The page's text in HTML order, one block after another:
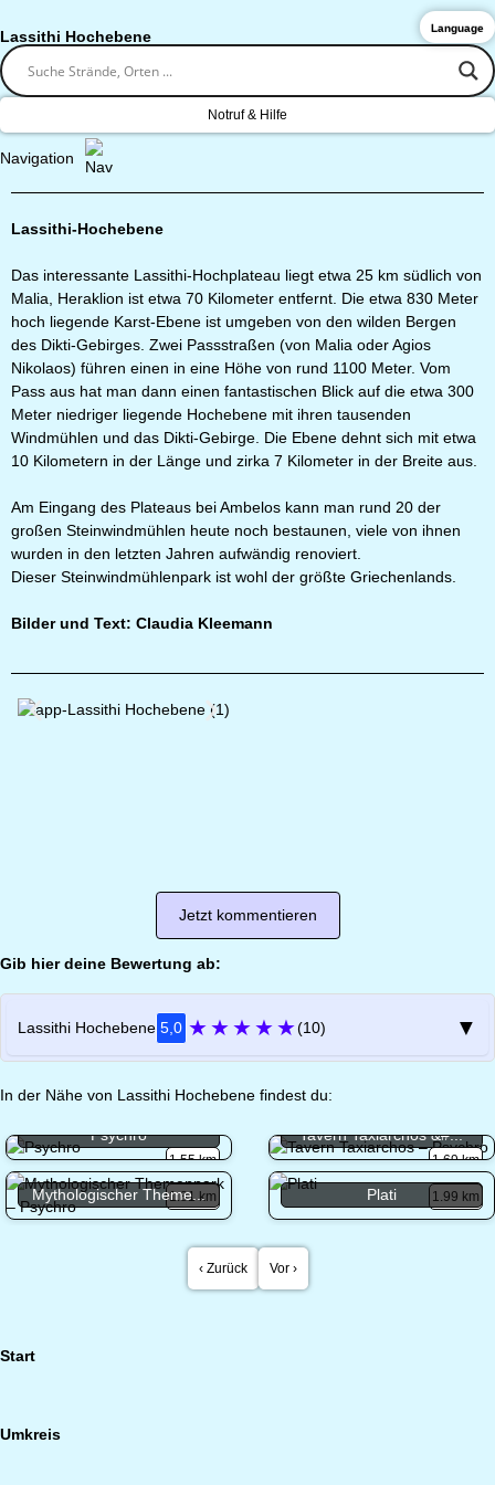
Lassithi Hochebene
Notruf & Hilfe
Navigation
Lassithi-Hochebene
Das interessante Lassithi-Hochplateau liegt etwa 25 km südlich von
Malia, Heraklion ist etwa 70 Kilometer entfernt. Die etwa 830 Meter
hoch liegende Karst-Ebene ist umgeben von den wilden Bergen
des Dikti-Gebirges. Zwei Passstraßen (von Malia oder Agios
Nikolaos) führen einen in eine Höhe von rund 1100 Meter. Vom
Pass aus hat man dann einen fantastischen Blick auf die etwa 300
Meter niedriger liegende Hochebene mit ihren tausenden
Windmühlen und das Dikti-Gebirge. Die Ebene dehnt sich mit etwa
10 Kilometern in der Länge und zirka 7 Kilometer in der Breite aus.
Am Eingang des Plateaus bei Ambelos kann man rund 20 der
großen Steinwindmühlen heute noch bestaunen, viele von ihnen
wurden in den letzten Jahren aufwändig renoviert.
Dieser Steinwindmühlenpark ist wohl der größte Griechenlands.
Bilder und Text: Claudia Kleemann
Jetzt kommentieren
Gib hier deine Bewertung ab:
Lassithi Hochebene 5,0 ★★★★★(10) ▼
In der Nähe von Lassithi Hochebene findest du:
1.55 km
Psychro
1.69 km
Tavern Taxiarchos &#...
1.81 km
Mythologischer Theme... 1.99 km
Plati
‹ Zurück Vor ›
Start
Umkreis
Language